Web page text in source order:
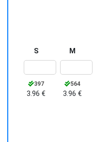
S
397
3.96 €
M
564
3.96 €